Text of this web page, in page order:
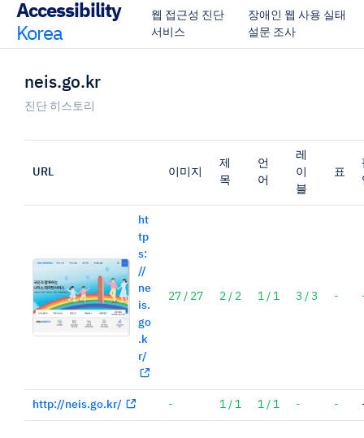
Accessibility
Korea
웹 접근성 진단
서비스
장애인 웹 사용 실태
설문 조사
neis.go.kr
진단 히스토리
URL 이미지
제
목
언
어
레
이
블
표
ht
tp
s:
//
ne
is.
go
.k
r/
27 / 27 2 / 2 1 / 1 3 / 3 -
http://neis.go.kr/ - 1 / 1 1 / 1 - -